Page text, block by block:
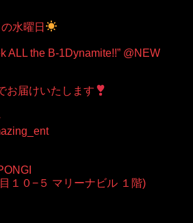
水曜日
ALL the B-1Dynamite!!” @NEW
お届けいたします
１０−５ マリーナビル １階)